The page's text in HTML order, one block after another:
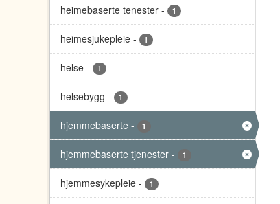
heimebaserte tenester - 1
heimesjukepleie - 1
helse - 1
helsebygg - 1
hjemmebaserte - 1
hjemmebaserte tjenester - 1
hjemmesykepleie - 1